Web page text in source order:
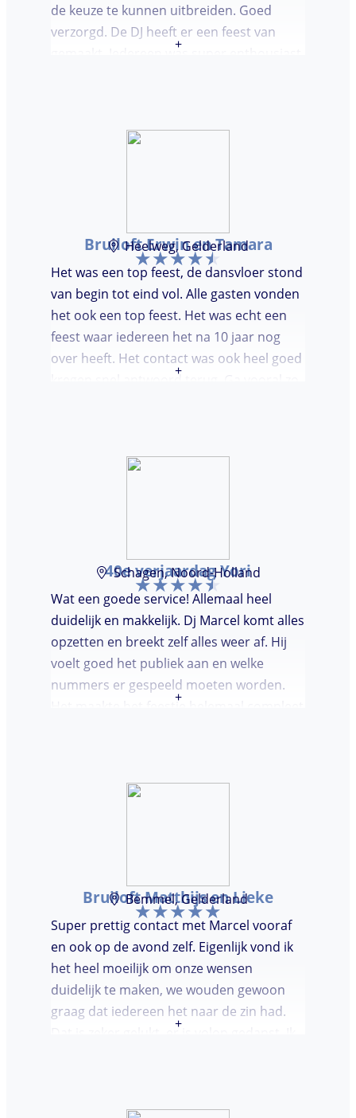
de keuze te kunnen uitbreiden. Goed
verzorgd. De DJ heeft er een feest van
gemaakt. Iedereen was super enthousiast,
ik en mijn gasten genieten nog heerlijk na.
+
Bruiloft Erwin en Tamara
Heelweg, Gelderland
Het was een top feest, de dansvloer stond
van begin tot eind vol. Alle gasten vonden
het ook een top feest. Het was echt een
feest waar iedereen het na 10 jaar nog
over heeft. Het contact was ook heel goed
kregen snel antwoord terug. Ga vooral zo
+
40e verjaardag Yori
Schagen, Noord-Holland
Wat een goede service! Allemaal heel
duidelijk en makkelijk. Dj Marcel komt alles
opzetten en breekt zelf alles weer af. Hij
voelt goed het publiek aan en welke
nummers er gespeeld moeten worden.
Het maakte het feestje helemaal compleet
+
Bruiloft Matthijs en Lieke
Bemmel, Gelderland
Super prettig contact met Marcel vooraf
en ook op de avond zelf. Eigenlijk vond ik
het heel moeilijk om onze wensen
duidelijk te maken, we wouden gewoon
graag dat iedereen het naar de zin had.
Dat is zeker gelukt, er is volop gedanst. Ik
+